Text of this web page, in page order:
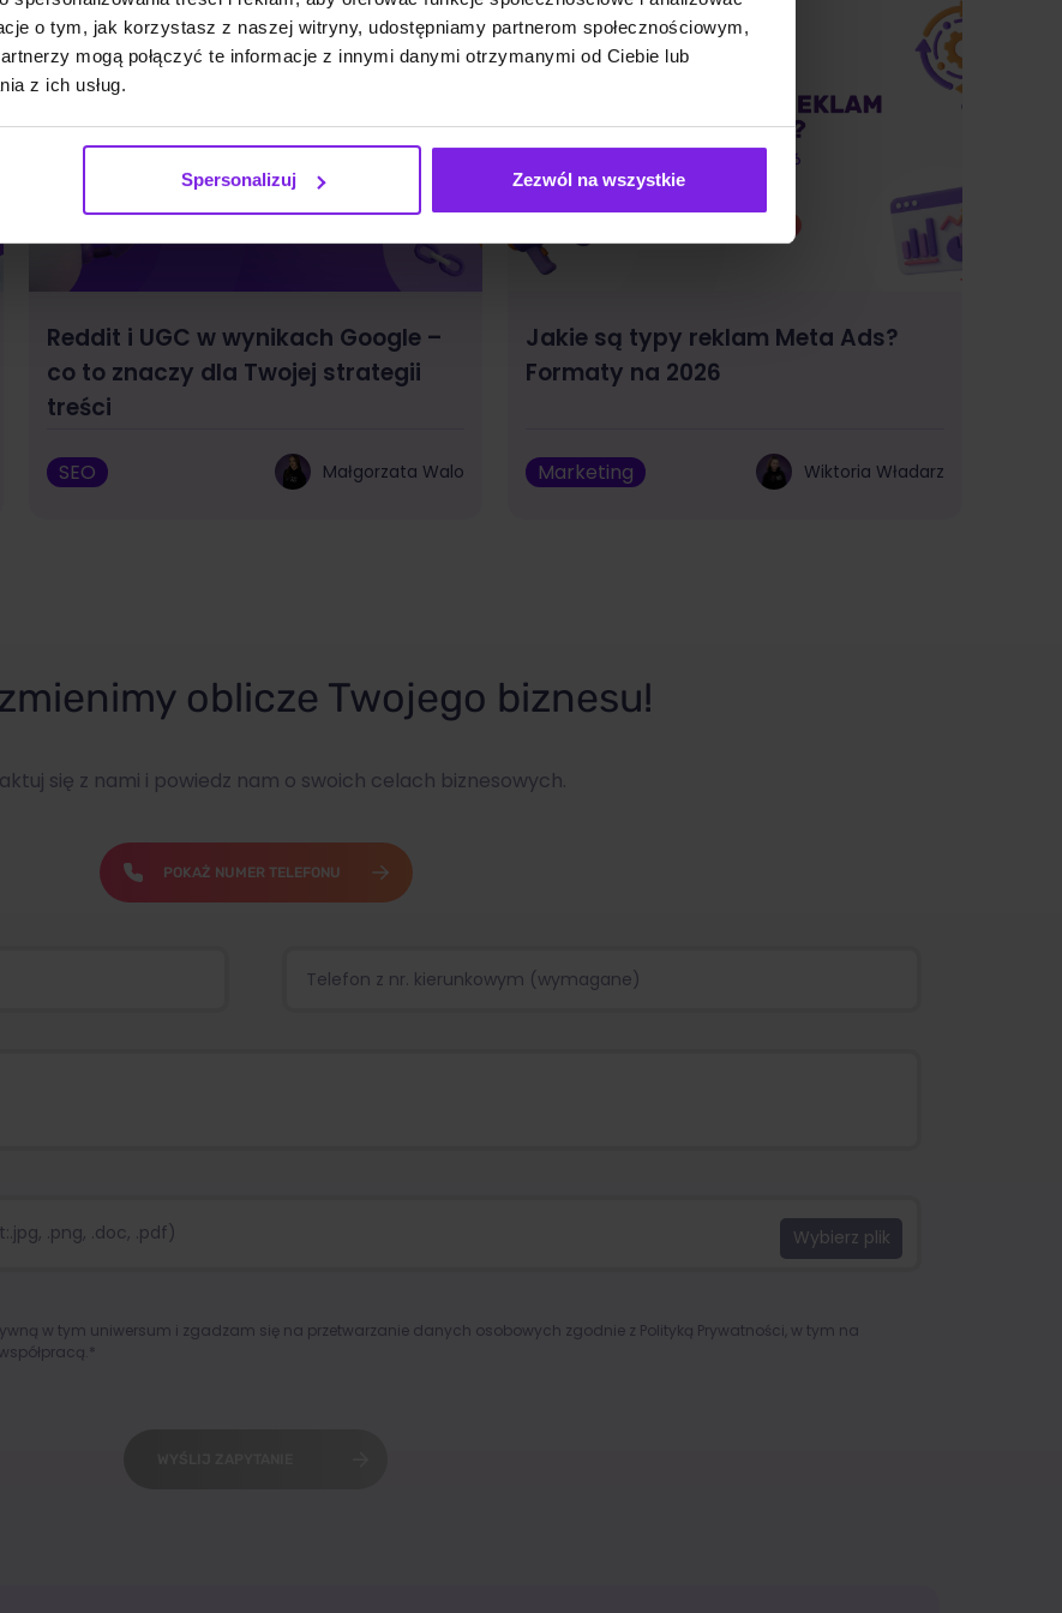
o tym, jak korzystasz z naszej witryny, udostępniamy partnerom społecznościowym,
mogą połączyć te informacje z innymi danymi otrzymanymi od Ciebie lub
z ich usług.
Spersonalizuj Zezwól na wszystkie
Reddit i UGC w wynikach Google –
co to znaczy dla Twojej strategii
treści
SEO Małgorzata Walo
Jakie są typy reklam Meta Ads?
Formaty na 2026
Marketing Wiktoria Władarz
oblicze Twojego biznesu!
się z nami i powiedz nam o swoich celach biznesowych.
POKAŻ NUMER TELEFONU
.png, .doc, .pdf)
w tym uniwersum i zgadzam się na przetwarzanie danych osobowych zgodnie z Polityką Prywatności , w tym na